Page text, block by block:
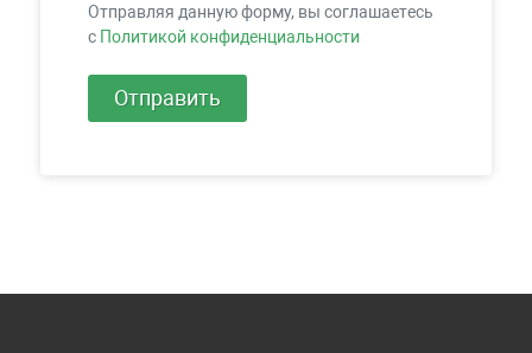
Отправляя данную форму, вы соглашаетесь
c Политикой конфиденциальности
Отправить